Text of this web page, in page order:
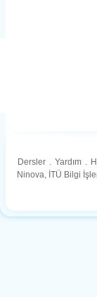
Dersler . Yardım .
Ninova, İTÜ Bilgi